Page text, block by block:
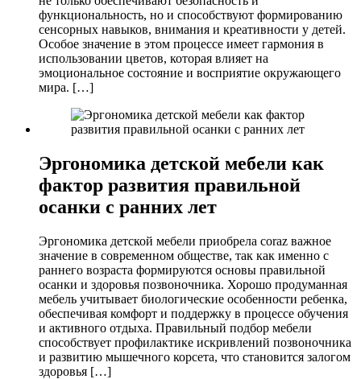
функциональность, но и способствуют формированию
сенсорных навыков, внимания и креативности у детей.
Особое значение в этом процессе имеет гармония в
использовании цветов, которая влияет на
эмоциональное состояние и восприятие окружающего
мира. […]
Эргономика детской мебели как
фактор развития правильной
осанки с ранних лет
Эргономика детской мебели приобрела coraz важное
значение в современном обществе, так как именно с
раннего возраста формируются основы правильной
осанки и здоровья позвоночника. Хорошо продуманная
мебель учитывает биологические особенности ребенка,
обеспечивая комфорт и поддержку в процессе обучения
и активного отдыха. Правильный подбор мебели
способствует профилактике искривлений позвоночника
и развитию мышечного корсета, что становится залогом
здоровья […]